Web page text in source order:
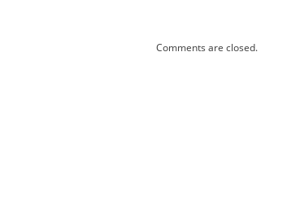
Comments are closed.